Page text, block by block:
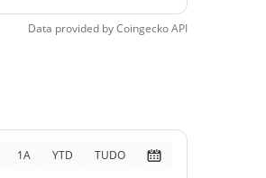
Data provided byCoingeckoAPI
1A YTD TUDO